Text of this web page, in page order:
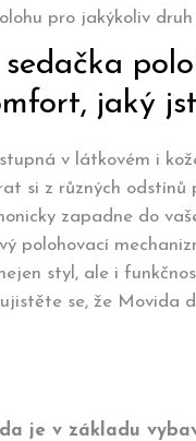
pro jakýkoliv druh
sedačka
jaký
v látkovém i
si z různých
zapadne do
polohovací
styl, ale i
se, že Movida
je v základu